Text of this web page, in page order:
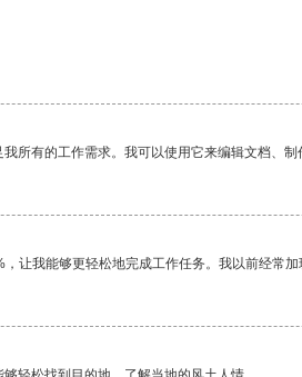
所有的工作需求。我可以使用它来编辑文档、制
让我能够更轻松地完成工作任务。我以前经常